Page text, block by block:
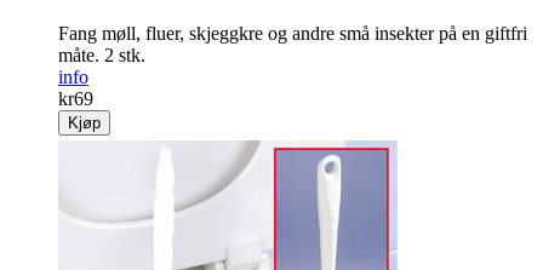
Fang møll, fluer, skjeggkre og andre små insekter på en giftfri
måte. 2 stk.
info
kr69
Kjøp